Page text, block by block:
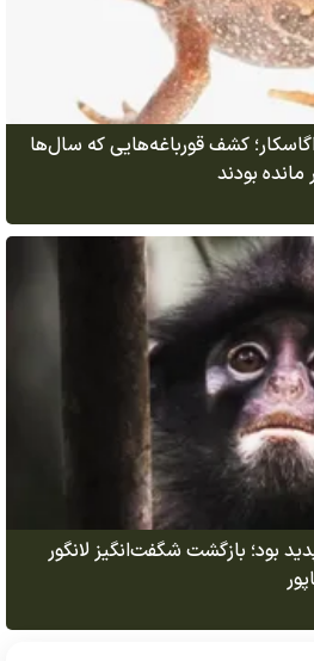
کشف قورباغه‌هایی که سال‌ها
بودند
سال ناپدید بود؛ بازگشت شگفت‌انگیز لانگور